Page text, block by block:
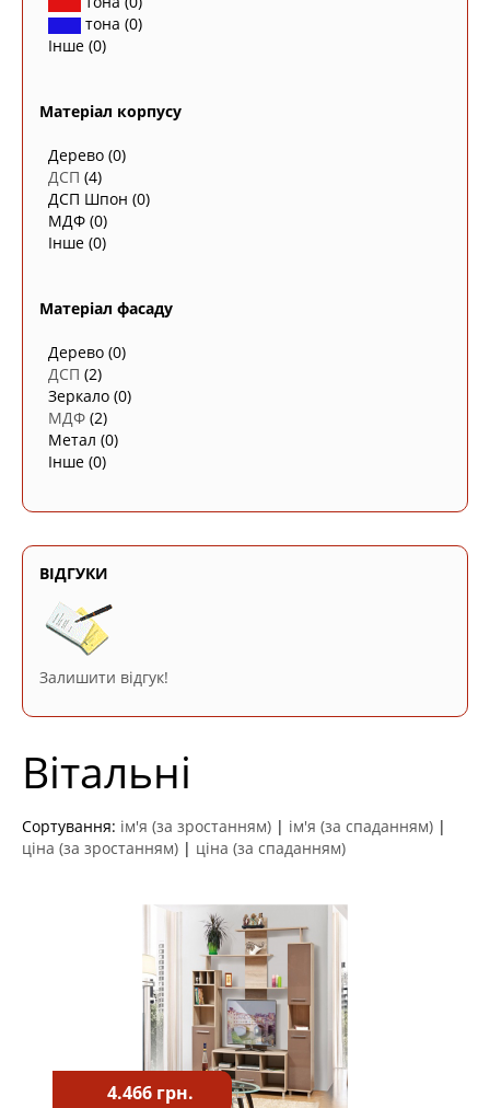
тона (0)
Інше (0)
Матеріал корпусу
Дерево (0)
ДСП (4)
ДСП Шпон (0)
МДФ (0)
Інше (0)
Матеріал фасаду
Дерево (0)
ДСП (2)
Зеркало (0)
МДФ (2)
Метал (0)
Інше (0)
ВІДГУКИ
Залишити відгук!
Вітальні
Сортування: ім'я (за зростанням) | ім'я (за спаданням) |
ціна (за зростанням) | ціна (за спаданням)
4.466 грн.